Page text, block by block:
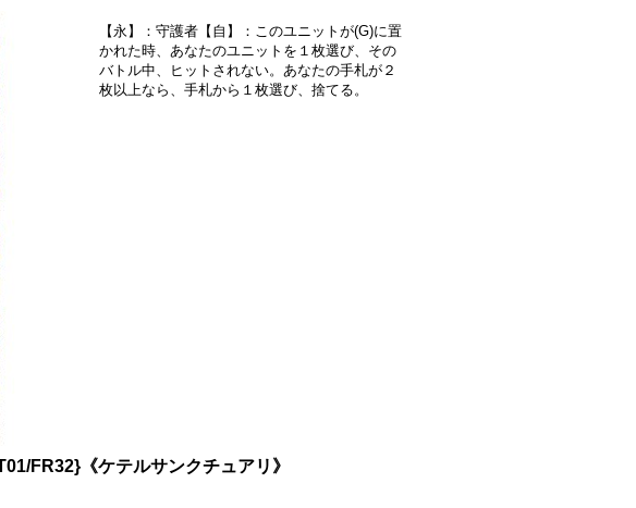
【永】：守護者【自】：このユニットが(G)に置
かれた時、あなたのユニットを１枚選び、その
バトル中、ヒットされない。あなたの手札が２
枚以上なら、手札から１枚選び、捨てる。
FR32}《ケテルサンクチュアリ》